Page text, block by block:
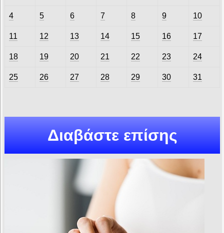
4 5 6 7 8 9 10
11 12 13 14 15 16 17
18 19 20 21 22 23 24
25 26 27 28 29 30 31
Διαβάστε επίσης